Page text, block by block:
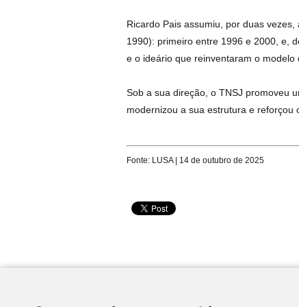
Ricardo Pais assumiu, por duas
1990): primeiro entre 1996 e 2000, e,
e o ideário que reinventaram o modelo
Sob a sua direção, o TNSJ promoveu
modernizou a sua estrutura e reforçou
Fonte: LUSA | 14 de outubro de 2025